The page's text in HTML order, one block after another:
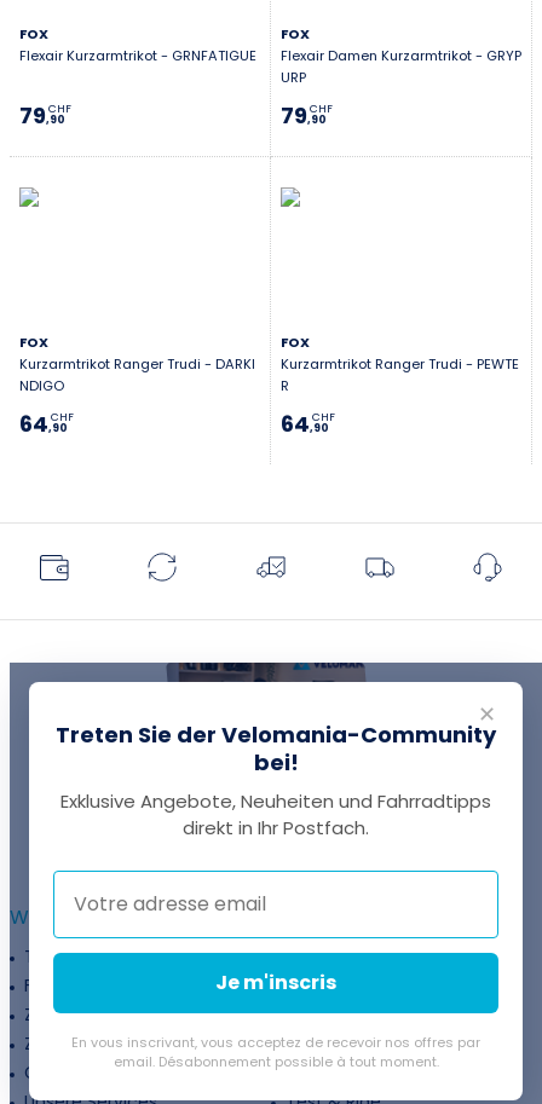
FOX
Flexair Kurzarmtrikot - GRNFATIGUE
79,90
CHF
FOX
Flexair Damen Kurzarmtrikot - GRYP
URP
79,90
CHF
FOX
Kurzarmtrikot Ranger Trudi - DARKI
NDIGO
64,90
CHF
FOX
Kurzarmtrikot Ranger Trudi - PEWTE
R
64,90
CHF
EINE FRAGE?
WEITERFÜHRENDE INFORMATIONEN :
Treueprogramm
Unternehmen
Finanzierung
Treueprogramm
Zahlungsflexibilität
Fahrradanpassung
Zuschüsse
Rückgaberichtlinie
Gutschein
Velovermietung
✕
Treten Sie der Velomania-Community
bei!
Exklusive Angebote, Neuheiten und Fahrradtipps
direkt in Ihr Postfach.
Je m'inscris
En vous inscrivant, vous acceptez de recevoir nos offres par
email. Désabonnement possible à tout moment.